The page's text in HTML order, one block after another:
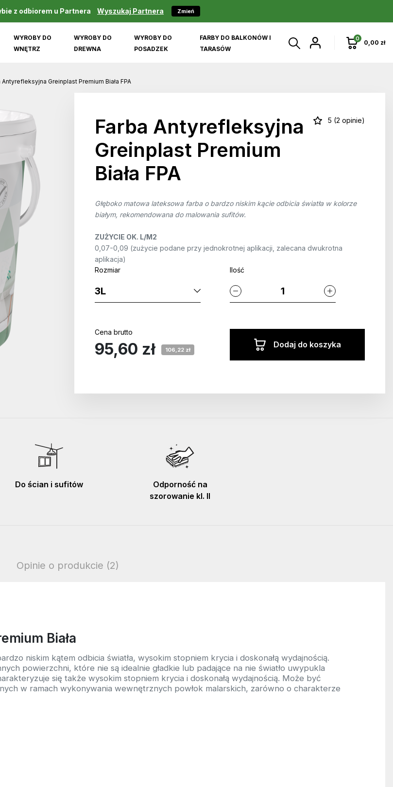
z odbiorem u Partnera Wyszukaj Partnera Zmień
WYROBY DO
WNĘTRZ
WYROBY DO
DREWNA
WYROBY DO
POSADZEK
FARBY DO BALKONÓW I
TARASÓW
0
0,00 zł
Antyrefleksyjna Greinplast Premium Biała FPA
Farba Antyrefleksyjna
Greinplast Premium
Biała FPA
5 (2 opinie)
Głęboko matowa lateksowa farba o bardzo niskim kącie odbicia światła w kolorze
białym, rekomendowana do malowania sufitów.
ZUŻYCIE OK. L/M2
0,07-0,09 (zużycie podane przy jednokrotnej aplikacji, zalecana dwukrotna
aplikacja)
Rozmiar
Ilość
Cena brutto
95,60 zł 106,22 zł
Dodaj do koszyka
Do ścian i sufitów
Odporność na
szorowanie kl. II
Opinie o produkcie (2)
Biała
niskim kątem odbicia światła, wysokim stopniem krycia i doskonałą wydajnością.
powierzchni, które nie są idealnie gładkie lub padające na nie światło uwypukla
się także wysokim stopniem krycia i doskonałą wydajnością. Może być
w ramach wykonywania wewnętrznych powłok malarskich, zarówno o charakterze